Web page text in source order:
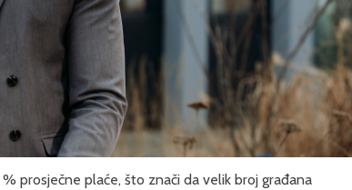
prosječne plaće, što znači da velik broj građana